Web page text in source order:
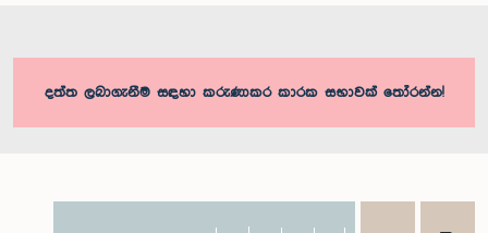
දත්ත ලබාගැනීම සඳහා කරුණාකර කාරක සභාවක් තෝරන්න!